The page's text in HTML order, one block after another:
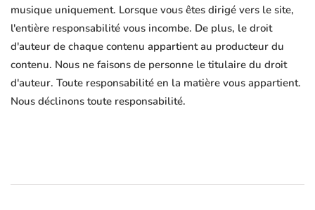
musique uniquement. Lorsque vous êtes dirigé vers le site,
l'entière responsabilité vous incombe. De plus, le droit
d'auteur de chaque contenu appartient au producteur du
contenu. Nous ne faisons de personne le titulaire du droit
d'auteur. Toute responsabilité en la matière vous appartient.
Nous déclinons toute responsabilité.